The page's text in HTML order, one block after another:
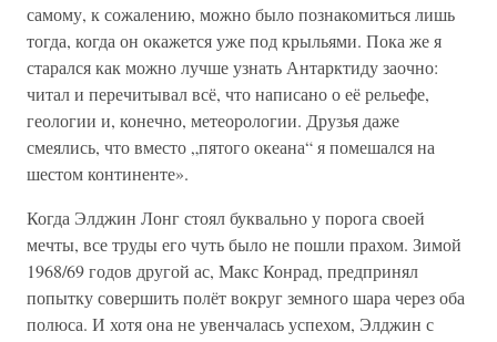
самому, к сожалению, можно было познакомиться лишь
тогда, когда он окажется уже под крыльями. Пока же я
старался как можно лучше узнать Антарктиду заочно:
читал и перечитывал всё, что написано о её рельефе,
геологии и, конечно, метеорологии. Друзья даже
смеялись, что вместо „пятого океана“ я помешался на
шестом континенте».
Когда Элджин Лонг стоял буквально у порога своей
мечты, все труды его чуть было не пошли прахом. Зимой
1968/69 годов другой ас, Макс Конрад, предпринял
попытку совершить полёт вокруг земного шара через оба
полюса. И хотя она не увенчалась успехом, Элджин с